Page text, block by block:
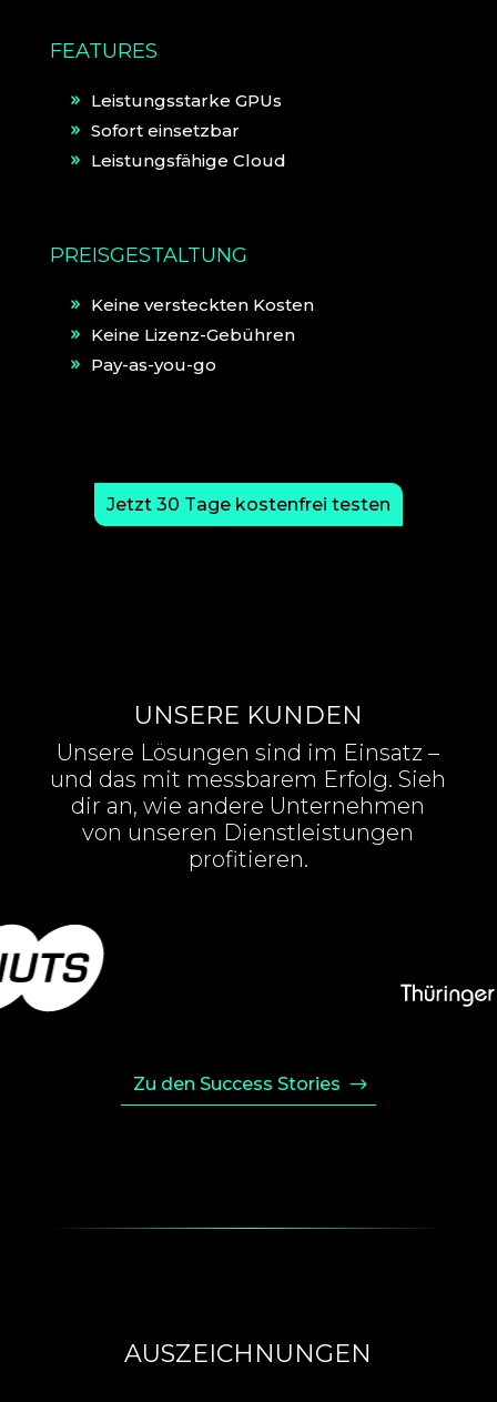
FEATURES
Leistungsstarke GPUs
Sofort einsetzbar
Leistungsfähige Cloud
PREISGESTALTUNG
Keine versteckten Kosten
Keine Lizenz-Gebühren
Pay-as-you-go
Jetzt 30 Tage kostenfrei testen
UNSERE KUNDEN
Unsere Lösungen sind im Einsatz –
und das mit messbarem Erfolg. Sieh
dir an, wie andere Unternehmen
von unseren Dienstleistungen
profitieren.
Zu den Success Stories
AUSZEICHNUNGEN